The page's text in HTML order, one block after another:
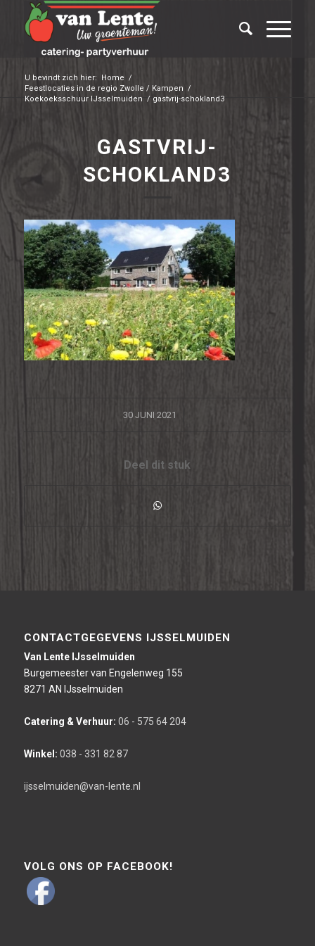
U bevindt zich hier: Home /
Feestlocaties in de regio Zwolle / Kampen /
Koekoeksschuur IJsselmuiden / gastvrij-schokland3
GASTVRIJ-
SCHOKLAND3
30 JUNI 2021
/
Deel dit stuk
CONTACTGEGEVENS IJSSELMUIDEN
Van Lente IJsselmuiden
Burgemeester van Engelenweg 155
8271 AN IJsselmuiden
Catering & Verhuur: 06 - 575 64 204
Winkel: 038 - 331 82 87
ijsselmuiden@van-lente.nl
VOLG ONS OP FACEBOOK!